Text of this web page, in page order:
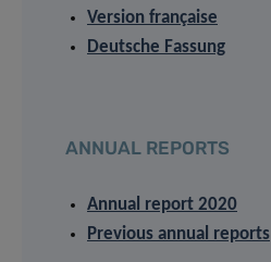
Version française
Deutsche Fassung
ANNUAL REPORTS
Annual report 2020
Previous annual reports